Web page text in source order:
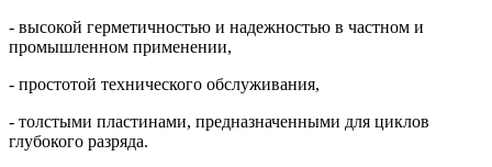
- высокой герметичностью и надежностью в частном и
промышленном применении,
- простотой технического обслуживания,
- толстыми пластинами, предназначенными для циклов
глубокого разряда.